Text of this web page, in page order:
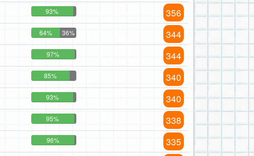
93% 356
64% 36% 344
97% 344
85% 340
93% 340
95% 338
96% 335